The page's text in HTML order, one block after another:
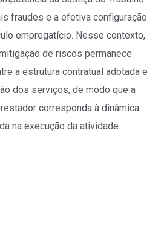
fraudes e a efetiva configuração
empregatício. Nesse contexto,
de riscos permanece
a estrutura contratual adotada e
dos serviços, de modo que a
corresponda à dinâmica
na execução da atividade.